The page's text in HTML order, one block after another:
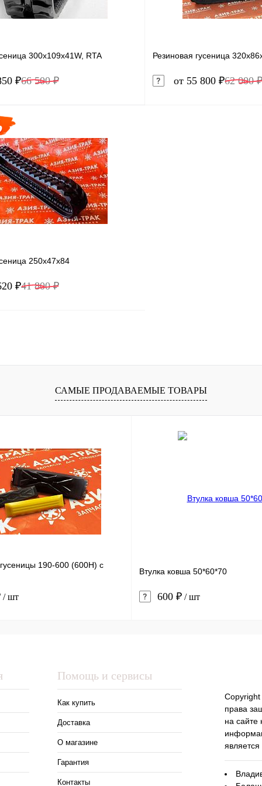
300x109x41W, RTA
₽66 500 ₽
клик Сравнение
В наличии
Резиновая гусеница
от 55 800 ₽62 000 ₽
250x47x84
₽41 800 ₽
САМЫЕ ПРОДАВАЕМЫЕ ТОВАРЫ
190-600 (600H) с
/ шт
Втулка ковша 50*60*70
600 ₽ / шт
Помощь и сервисы
Как купить
Доставка
О магазине
Гарантия
Контакты
права
на сайте